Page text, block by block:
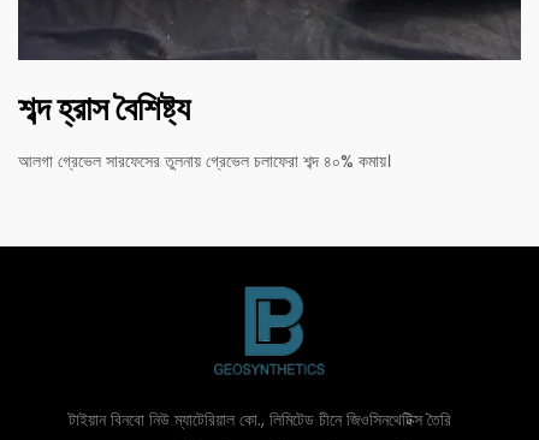
শব্দ হ্রাস বৈশিষ্ট্য
আলগা গ্রেভেল সারফেসের তুলনায় গ্রেভেল চলাফেরা শব্দ ৪০% কমায়।
টাইয়ান বিনবো নিউ ম্যাটেরিয়াল কো., লিমিটেড চীনে জিওসিনথেটিক্স তৈরি